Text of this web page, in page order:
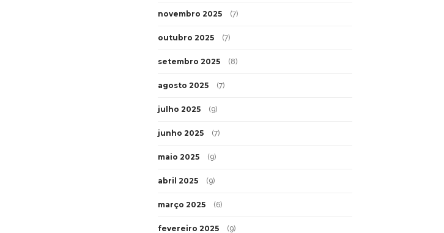
novembro 2025 (7)
outubro 2025 (7)
setembro 2025 (8)
agosto 2025 (7)
julho 2025 (9)
junho 2025 (7)
maio 2025 (9)
abril 2025 (9)
março 2025 (6)
fevereiro 2025 (9)